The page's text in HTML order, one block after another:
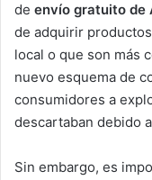
de envío gratuito de
de adquirir
local o que son más
nuevo esquema de
consumidores a
descartaban debido
Sin embargo, es